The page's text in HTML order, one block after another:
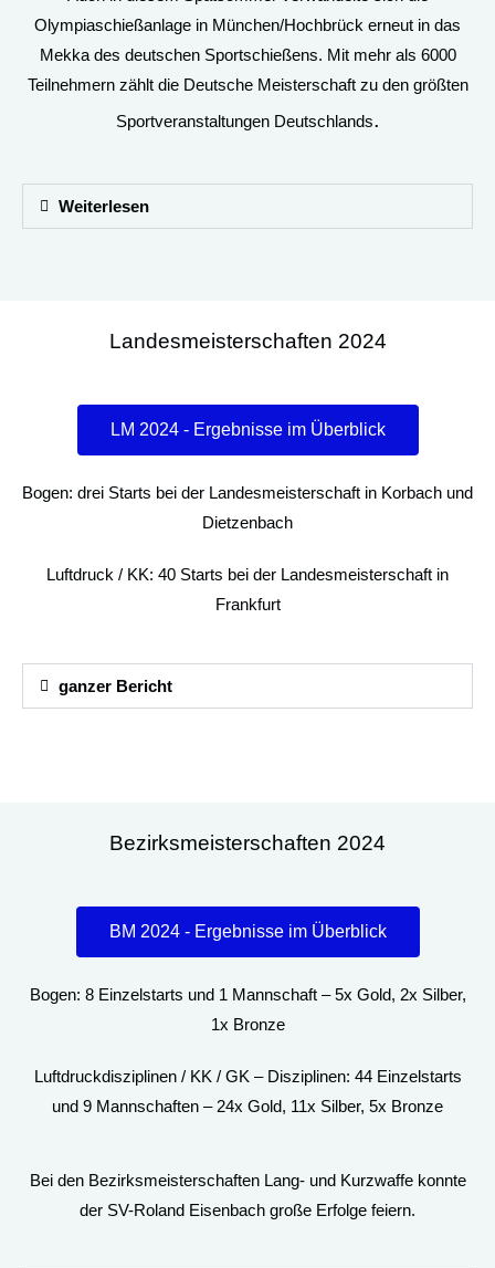
Olympiaschießanlage in München/Hochbrück erneut in das
Mekka des deutschen Sportschießens. Mit mehr als 6000
Teilnehmern zählt die Deutsche Meisterschaft zu den größten
Sportveranstaltungen Deutschlands.
Weiterlesen
Landesmeisterschaften 2024
LM 2024 - Ergebnisse im Überblick
Bogen: drei Starts bei der Landesmeisterschaft in Korbach und
Dietzenbach
Luftdruck / KK: 40 Starts bei der Landesmeisterschaft in
Frankfurt
ganzer Bericht
Bezirksmeisterschaften 2024
BM 2024 - Ergebnisse im Überblick
Bogen: 8 Einzelstarts und 1 Mannschaft – 5x Gold, 2x Silber,
1x Bronze
Luftdruckdisziplinen / KK / GK – Disziplinen: 44 Einzelstarts
und 9 Mannschaften – 24x Gold, 11x Silber, 5x Bronze
Bei den Bezirksmeisterschaften Lang- und Kurzwaffe konnte
der SV-Roland Eisenbach große Erfolge feiern.